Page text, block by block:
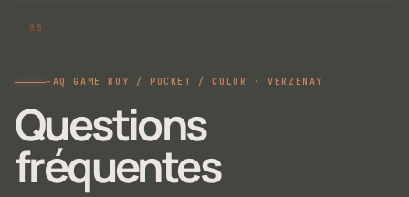
FAQ GAME BOY / POCKET / COLOR · VERZENAY
Questions
fréquentes